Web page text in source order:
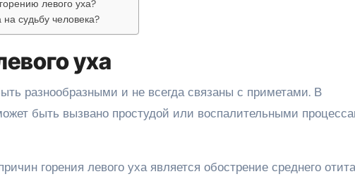
левого уха?
судьбу человека?
уха
разнообразными и не всегда связаны с приметами. В
быть вызвано простудой или воспалительными
горения левого уха является обострение среднего